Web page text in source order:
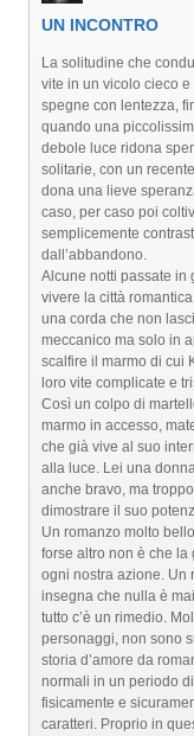
UN INCONTRO
La solitudine che
vite in un vicolo cieco e
spegne con lentezza,
quando una
debole luce ridona
solitarie, con un
dona una lieve
caso, per caso poi
semplicemente
dall’abbandono.
Alcune notti passate in
vivere la città
una corda che non
meccanico ma solo in
scalfire il marmo di cui
loro vite complicate e
Così un colpo di
marmo in accesso,
che già vive al suo
alla luce. Lei una
anche bravo, ma
dimostrare il suo
Un romanzo molto
forse altro non è che la
ogni nostra azione. Un
insegna che nulla è
tutto c’è un rimedio.
personaggi, non sono
storia d’amore da
normali in un periodo
fisicamente e
caratteri. Proprio in